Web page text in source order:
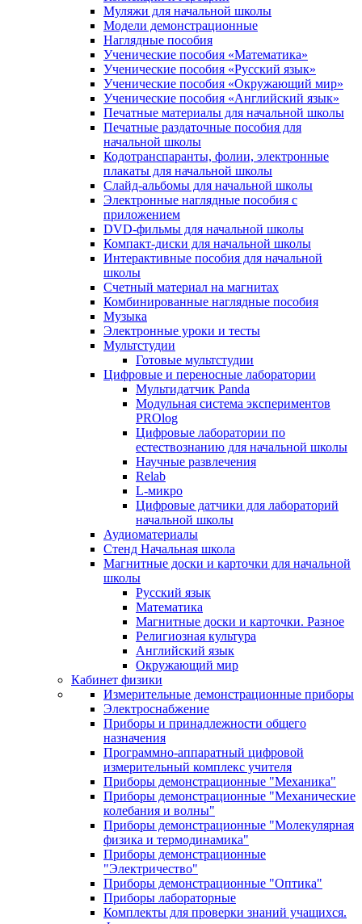
Муляжи для начальной школы
Модели демонстрационные
Наглядные пособия
Ученические пособия «Математика»
Ученические пособия «Русский язык»
Ученические пособия «Окружающий мир»
Ученические пособия «Английский язык»
Печатные материалы для начальной школы
Печатные раздаточные пособия для
начальной школы
Кодотранспаранты, фолии, электронные
плакаты для начальной школы
Слайд-альбомы для начальной школы
Электронные наглядные пособия с
приложением
DVD-фильмы для начальной школы
Компакт-диски для начальной школы
Интерактивные пособия для начальной
школы
Счетный материал на магнитах
Комбинированные наглядные пособия
Музыка
Электронные уроки и тесты
Мультстудии
Готовые мультстудии
Цифровые и переносные лаборатории
Мультидатчик Panda
Модульная система экспериментов
PROlog
Цифровые лаборатории по
естествознанию для начальной школы
Научные развлечения
Relab
L-микро
Цифровые датчики для лабораторий
начальной школы
Аудиоматериалы
Стенд Начальная школа
Магнитные доски и карточки для начальной
школы
Русский язык
Математика
Магнитные доски и карточки. Разное
Религиозная культура
Английский язык
Окружающий мир
Кабинет физики
Измерительные демонстрационные приборы
Электроснабжение
Приборы и принадлежности общего
назначения
Программно-аппаратный цифровой
измерительный комплекс учителя
Приборы демонстрационные "Механика"
Приборы демонстрационные "Механические
колебания и волны"
Приборы демонстрационные "Молекулярная
физика и термодинамика"
Приборы демонстрационные
"Электричество"
Приборы демонстрационные "Оптика"
Приборы лабораторные
Комплекты для проверки знаний учащихся.